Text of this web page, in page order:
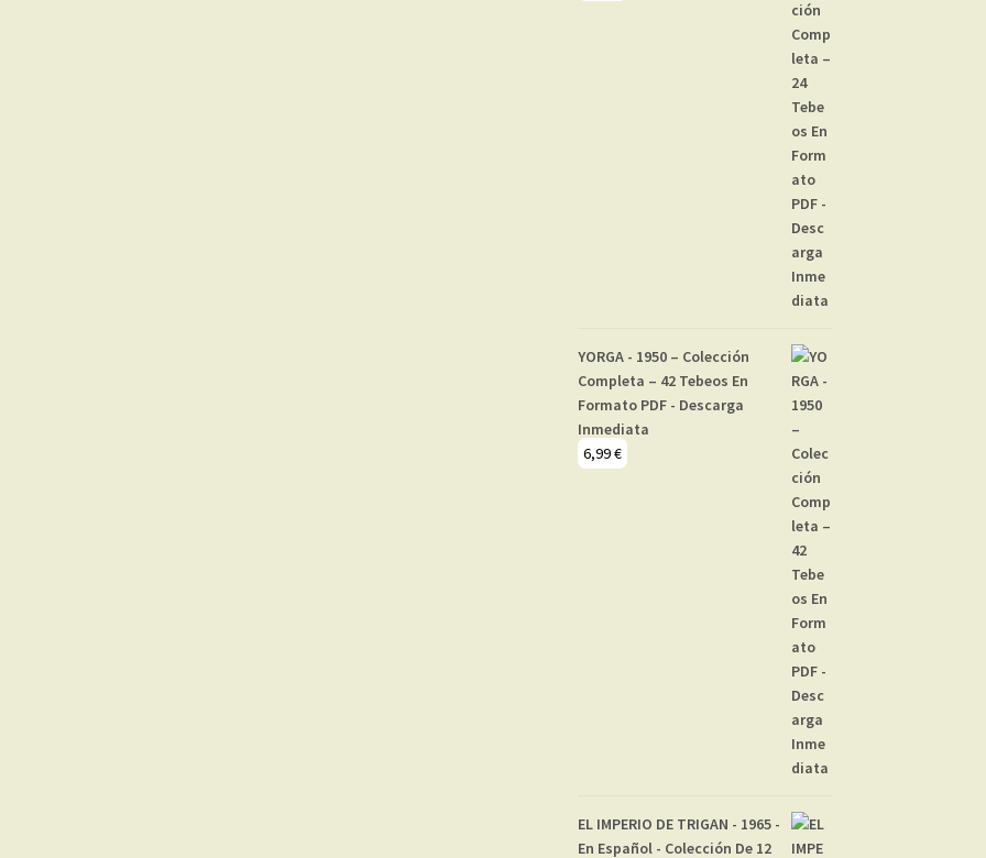
YORGA - 1950 – Colección
Completa – 42 Tebeos En
Formato PDF - Descarga
Inmediata
6,99€
EL IMPERIO DE TRIGAN - 1965 -
En Español - Colección De 12